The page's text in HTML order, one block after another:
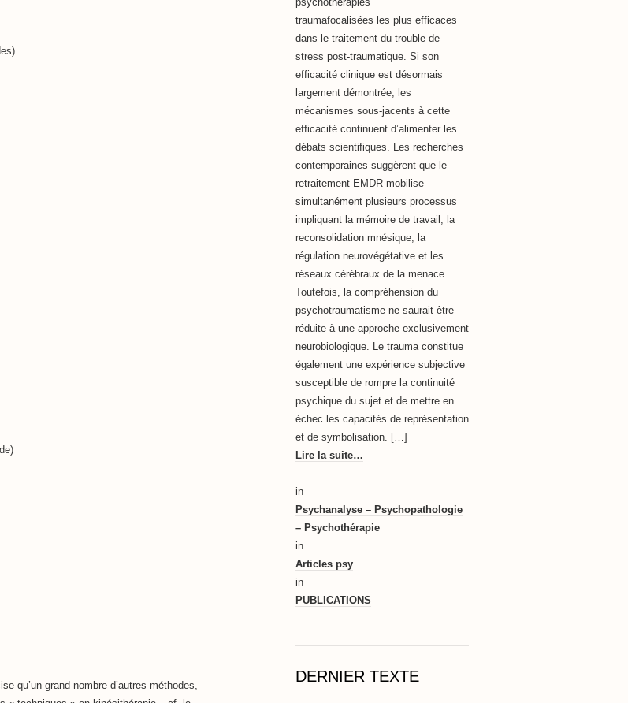
qu’un grand nombre d’autres méthodes,
traumafocalisées les plus efficaces
dans le traitement du trouble de
stress post-traumatique. Si son
efficacité clinique est désormais
largement démontrée, les
mécanismes sous-jacents à cette
efficacité continuent d’alimenter les
débats scientifiques. Les recherches
contemporaines suggèrent que le
retraitement EMDR mobilise
simultanément plusieurs processus
impliquant la mémoire de travail, la
reconsolidation mnésique, la
régulation neurovégétative et les
réseaux cérébraux de la menace.
Toutefois, la compréhension du
psychotraumatisme ne saurait être
réduite à une approche exclusivement
neurobiologique. Le trauma constitue
également une expérience subjective
susceptible de rompre la continuité
psychique du sujet et de mettre en
échec les capacités de représentation
et de symbolisation. […]
Lire la suite…
in
Psychanalyse – Psychopathologie
– Psychothérapie
in
Articles psy
in
PUBLICATIONS
DERNIER TEXTE